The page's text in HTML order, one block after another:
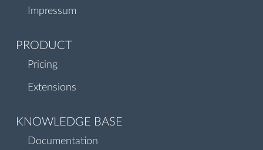
Impressum
PRODUCT
Pricing
Extensions
KNOWLEDGE BASE
Documentation